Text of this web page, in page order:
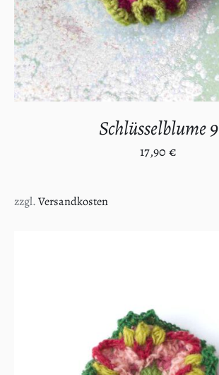
Schlüsselblume 9
17,90 €
zzgl.Versandkosten